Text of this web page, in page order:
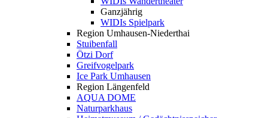
Ganzjährig
WIDIs Spielpark
Region Umhausen-Niederthai
Stuibenfall
Ötzi Dorf
Greifvogelpark
Ice Park Umhausen
Region Längenfeld
AQUA DOME
Naturparkhaus